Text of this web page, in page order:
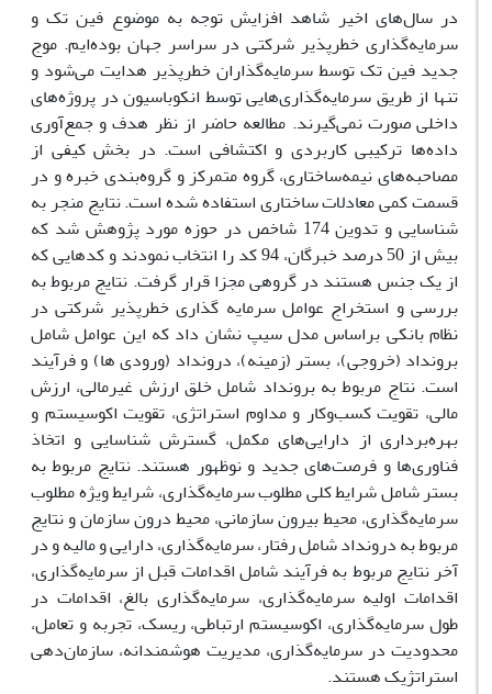
در سال‌های اخیر شاهد افزایش توجه به موضوع فین تک و
سرمایه‌گذاری خطرپذیر شرکتی در سراسر جهان بوده‌ایم. موج
جدید فین تک توسط سرمایه‌گذاران خطرپذیر هدایت می‌شود و
تنها از طریق سرمایه‌گذاری‌هایی توسط انکوباسیون در پروژه‌های
داخلی صورت نمی‌گیرند. مطالعه حاضر از نظر هدف و جمع‌آوری
داده‌ها ترکیبی کاربردی و اکتشافی است. در بخش کیفی از
مصاحبه‌های نیمه‌ساختاری، گروه متمرکز و گروه‌بندی خبره و در
قسمت کمی معادلات ساختاری استفاده شده است. نتایج منجر به
شناسایی و تدوین 174 شاخص در حوزه مورد پژوهش شد که
بیش از 50 درصد خبرگان، 94 کد را انتخاب نمودند و کدهایی که
از یک جنس هستند در گروهی مجزا قرار گرفت. نتایج مربوط به
بررسی و استخراج عوامل سرمایه گذاری خطرپذیر شرکتی در
نظام بانکی براساس مدل سیپ نشان داد که این عوامل شامل
برونداد (خروجی)، بستر (زمینه)، درونداد (ورودی ها) و فرآیند
است. نتاج مربوط به برونداد شامل خلق ارزش غیرمالی، ارزش
مالی، تقویت کسب‌وکار و مداوم استراتژی، تقویت اکوسیستم و
بهره‌برداری از دارایی‌های مکمل، گسترش شناسایی و اتخاذ
فناوری‌ها و فرصت‌های جدید و نوظهور هستند. نتایج مربوط به
بستر شامل شرایط کلی مطلوب سرمایه‌گذاری، شرایط ویژه مطلوب
سرمایه‌گذاری، محیط بیرون سازمانی، محیط درون سازمان و نتایج
مربوط به درونداد شامل رفتار، سرمایه‌گذاری، دارایی و مالیه و در
آخر نتایج مربوط به فرآیند شامل اقدامات قبل از سرمایه‌گذاری،
اقدامات اولیه سرمایه‌گذاری، سرمایه‌گذاری بالغ، اقدامات در
طول سرمایه‌گذاری، اکوسیستم ارتباطی، ریسک، تجربه و تعامل،
محدودیت در سرمایه‌گذاری، مدیریت هوشمندانه، سازمان‌دهی
استراتژیک هستند.